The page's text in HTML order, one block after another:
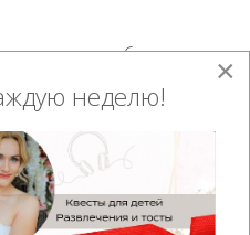
предмет в коробке,
вы можете использовать для
×
неделю!